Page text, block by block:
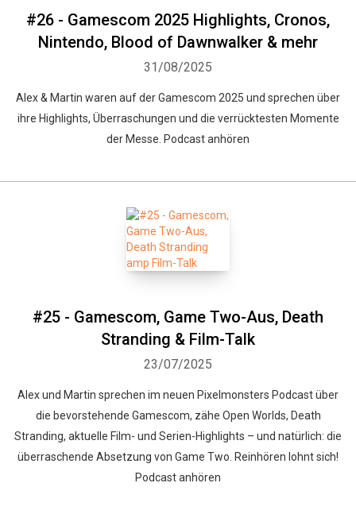
#26 - Gamescom 2025 Highlights, Cronos,
Nintendo, Blood of Dawnwalker & mehr
31/08/2025
Alex & Martin waren auf der Gamescom 2025 und sprechen über
ihre Highlights, Überraschungen und die verrücktesten Momente
der Messe. Podcast anhören
#25 - Gamescom, Game Two-Aus, Death
Stranding & Film-Talk
23/07/2025
Alex und Martin sprechen im neuen Pixelmonsters Podcast über
die bevorstehende Gamescom, zähe Open Worlds, Death
Stranding, aktuelle Film- und Serien-Highlights – und natürlich: die
überraschende Absetzung von Game Two. Reinhören lohnt sich!
Podcast anhören